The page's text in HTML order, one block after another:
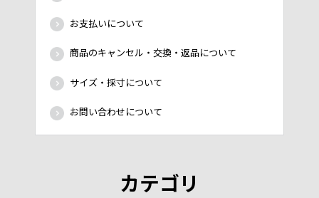
お支払いについて
商品のキャンセル・交換・返品について
サイズ・採寸について
お問い合わせについて
カテゴリ